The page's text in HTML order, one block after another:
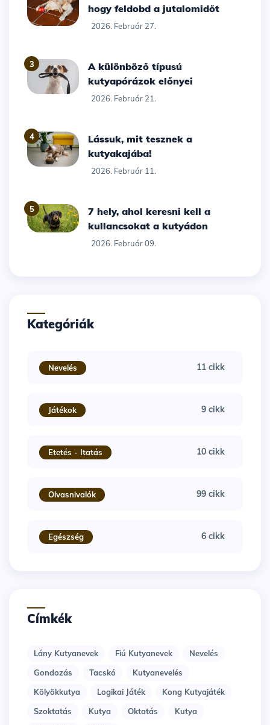
hogy feldobd a jutalomidőt
2026. Február 27.
3
A különböző típusú
kutyapórázok előnyei
2026. Február 21.
4
Lássuk, mit tesznek a
kutyakajába!
2026. Február 11.
5
7 hely, ahol keresni kell a
kullancsokat a kutyádon
2026. Február 09.
Kategóriák
Nevelés 11 cikk
Játékok 9 cikk
Etetés - Itatás 10 cikk
Olvasnivalók 99 cikk
Egészség 6 cikk
Címkék
Lány Kutyanevek Fiú Kutyanevek
Nevelés
Gondozás
Tacskó
Kutyanevelés
Kölyökkutya
Logikai Játék
Kong Kutyajáték
Szoktatás
Kutya Oktatás
Kutya